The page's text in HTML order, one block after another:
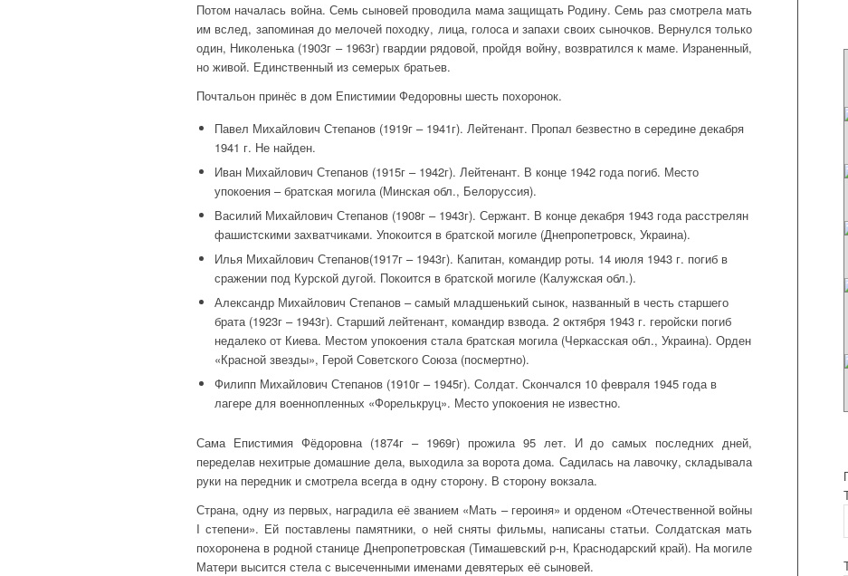
Потом началась война. Семь сыновей проводила мама защищать Родину. Семь раз смотрела мать
им вслед, запоминая до мелочей походку, лица, голоса и запахи своих сыночков. Вернулся только
один, Николенька (1903г – 1963г) гвардии рядовой, пройдя войну, возвратился к маме. Израненный,
но живой. Единственный из семерых братьев.
Почтальон принёс в дом Епистимии Федоровны шесть похоронок.
Павел Михайлович Степанов (1919г – 1941г). Лейтенант. Пропал безвестно в середине декабря
1941 г. Не найден.
Иван Михайлович Степанов (1915г – 1942г). Лейтенант. В конце 1942 года погиб. Место
упокоения – братская могила (Минская обл., Белоруссия).
Василий Михайлович Степанов (1908г – 1943г). Сержант. В конце декабря 1943 года расстрелян
фашистскими захватчиками. Упокоится в братской могиле (Днепропетровск, Украина).
Илья Михайлович Степанов(1917г – 1943г). Капитан, командир роты. 14 июля 1943 г. погиб в
сражении под Курской дугой. Покоится в братской могиле (Калужская обл.).
Александр Михайлович Степанов – самый младшенький сынок, названный в честь старшего
брата (1923г – 1943г). Старший лейтенант, командир взвода. 2 октября 1943 г. геройски погиб
недалеко от Киева. Местом упокоения стала братская могила (Черкасская обл., Украина). Орден
«Красной звезды», Герой Советского Союза (посмертно).
Филипп Михайлович Степанов (1910г – 1945г). Солдат. Скончался 10 февраля 1945 года в
лагере для военнопленных «Форелькруц». Место упокоения не известно.
Сама Епистимия Фёдоровна (1874г – 1969г) прожила 95 лет. И до самых последних дней,
переделав нехитрые домашние дела, выходила за ворота дома. Садилась на лавочку, складывала
руки на передник и смотрела всегда в одну сторону. В сторону вокзала.
Страна, одну из первых, наградила её званием «Мать – героиня» и орденом «Отечественной войны
I степени». Ей поставлены памятники, о ней сняты фильмы, написаны статьи. Солдатская мать
похоронена в родной станице Днепропетровская (Тимашевский р-н, Краснодарский край). На могиле
Матери высится стела с высеченными именами девятерых её сыновей.